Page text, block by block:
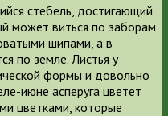
стебель, достигающий
может виться по заборам
шипами, а в
по земле. Листья у
формы и довольно
июне асперуга цветет
цветками, которые